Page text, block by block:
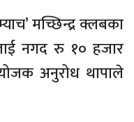
मच्छिन्द्र क्लबका
नगद रु १० हजार
अनुरोध थापाले